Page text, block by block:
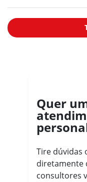
Quer
Tire dúvidas
diretamente
consultores